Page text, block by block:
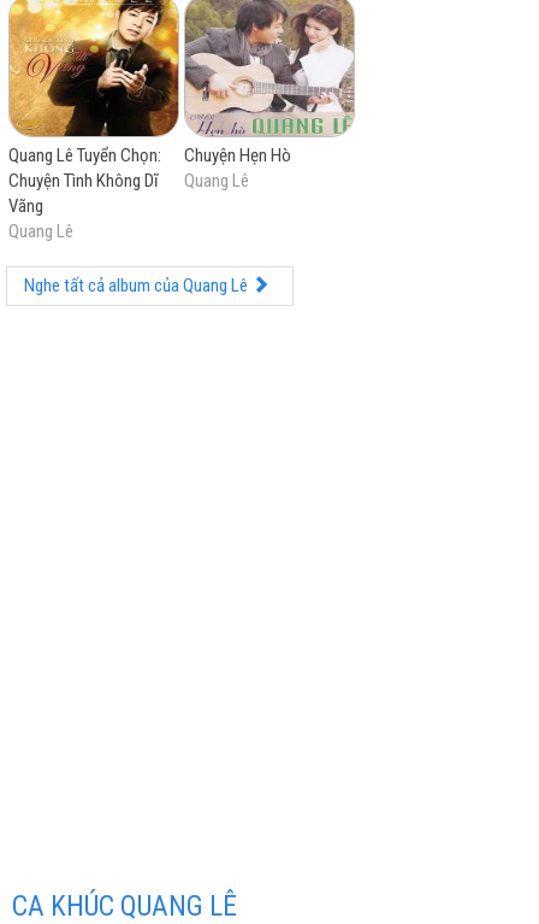
Quang Lê Tuyển Chọn:
Chuyện Tình Không Dĩ
Vãng
Quang Lê
Chuyện Hẹn Hò
Quang Lê
Nghe tất cả album của Quang Lê
CA KHÚC QUANG LÊ